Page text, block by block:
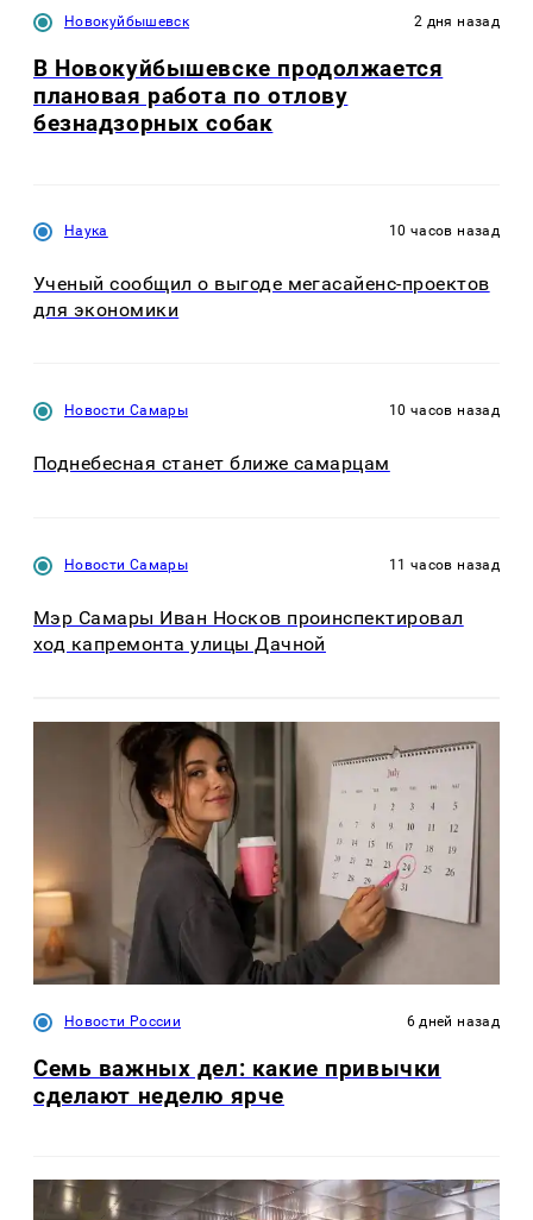
Новокуйбышевск 2 дня назад
В Новокуйбышевске продолжается
плановая работа по отлову
безнадзорных собак
Наука 10 часов назад
Ученый сообщил о выгоде мегасайенс-проектов
для экономики
Новости Самары 10 часов назад
Поднебесная станет ближе самарцам
Новости Самары 11 часов назад
Мэр Самары Иван Носков проинспектировал
ход капремонта улицы Дачной
Новости России 6 дней назад
Семь важных дел: какие привычки
сделают неделю ярче